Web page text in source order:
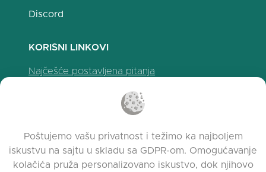
Discord
KORISNI LINKOVI
Najčešće postavljena pitanja
Politika upotrebe kolačića
Napomene o izdanju
Poštujemo vašu privatnost i težimo ka najboljem
iskustvu na sajtu u skladu sa GDPR-om. Omogućavanje
kolačića pruža personalizovano iskustvo, dok njihovo